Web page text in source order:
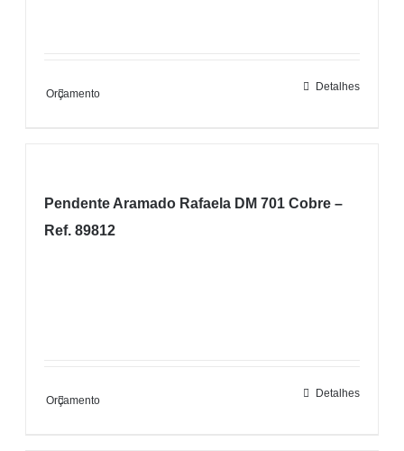
Orçamento
Detalhes
Pendente Aramado Rafaela DM 701 Cobre –
Ref. 89812
Orçamento
Detalhes